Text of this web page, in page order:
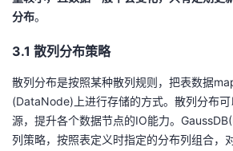
分布。
3.1 散列分布策略
散列分布是按照某种散列规则，把表数据
(DataNode)上进行存储的方式。散列分布
源，提升各个数据节点的IO能力。
列策略，按照表定义时指定的分布列组合，